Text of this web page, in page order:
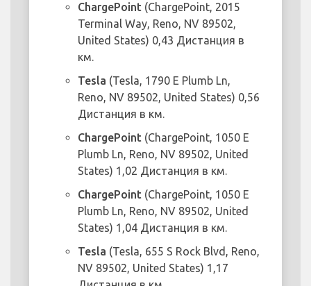
ChargePoint (ChargePoint, 2015
Terminal Way, Reno, NV 89502,
United States) 0,43 Дистанция в
км.
Tesla (Tesla, 1790 E Plumb Ln,
Reno, NV 89502, United States) 0,56
Дистанция в км.
ChargePoint (ChargePoint, 1050 E
Plumb Ln, Reno, NV 89502, United
States) 1,02 Дистанция в км.
ChargePoint (ChargePoint, 1050 E
Plumb Ln, Reno, NV 89502, United
States) 1,04 Дистанция в км.
Tesla (Tesla, 655 S Rock Blvd, Reno,
NV 89502, United States) 1,17